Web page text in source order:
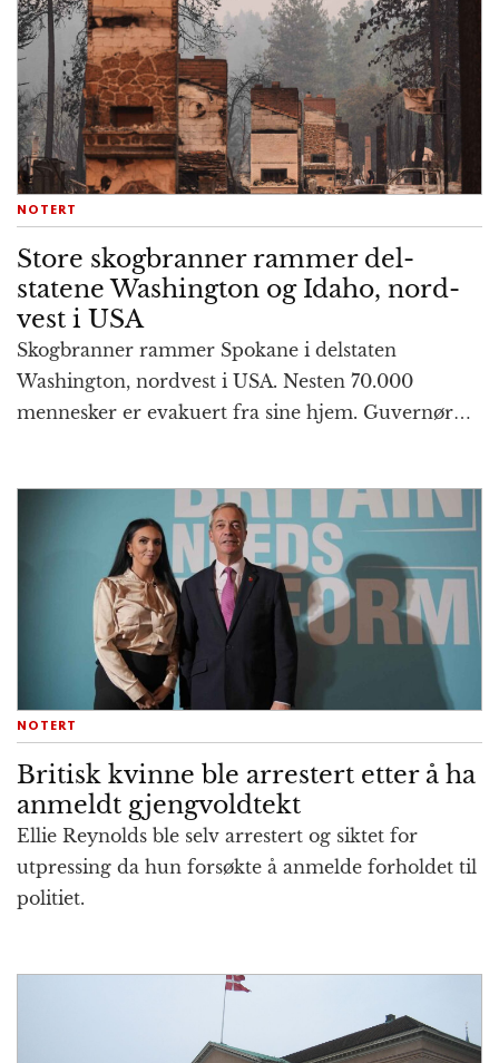
g
i
o
n
NOTERT
Store skogbranner rammer del­
statene Washington og Idaho, nord­
vest i USA
Skogbranner rammer Spokane i del­staten
Washing­ton, nord­vest i USA. Nesten 70.000
mennesker er eva­kuert fra sine hjem. Guvernør…
NOTERT
Britisk kvinne ble arrestert etter å ha
anmeldt gjengvoldtekt
Ellie Reynolds ble selv arrestert og siktet for
utpressing da hun forsøkte å anmelde forholdet til
politiet.